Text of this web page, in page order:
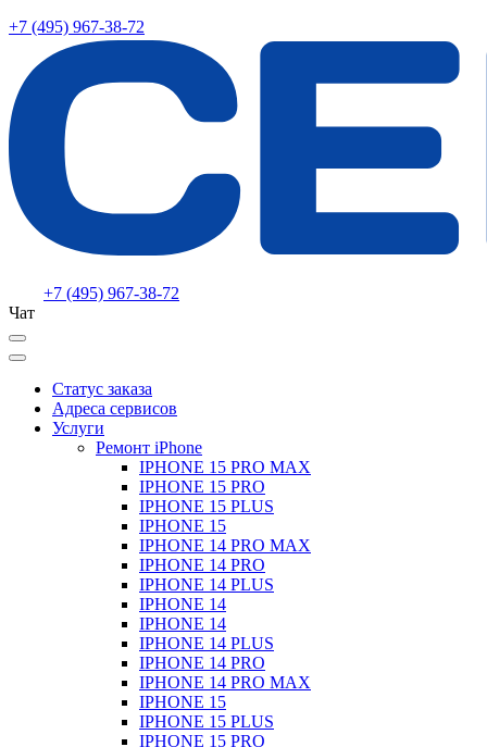
+7 (495) 967-38-72
+7 (495) 967-38-72
Чат
Статус заказа
Адреса сервисов
Услуги
Ремонт iPhone
IPHONE 15 PRO MAX
IPHONE 15 PRO
IPHONE 15 PLUS
IPHONE 15
IPHONE 14 PRO MAX
IPHONE 14 PRO
IPHONE 14 PLUS
IPHONE 14
IPHONE 14
IPHONE 14 PLUS
IPHONE 14 PRO
IPHONE 14 PRO MAX
IPHONE 15
IPHONE 15 PLUS
IPHONE 15 PRO